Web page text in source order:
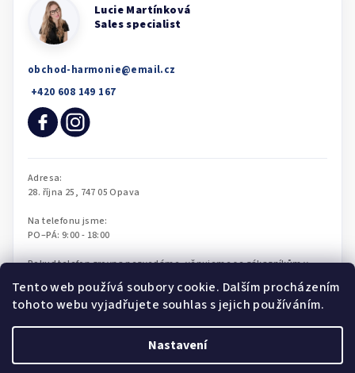
Tento web používá soubory cookie. Dalším procházením
tohoto webu vyjadřujete souhlas s jejich používáním.
Nastavení
obchod-harmonie@email.cz